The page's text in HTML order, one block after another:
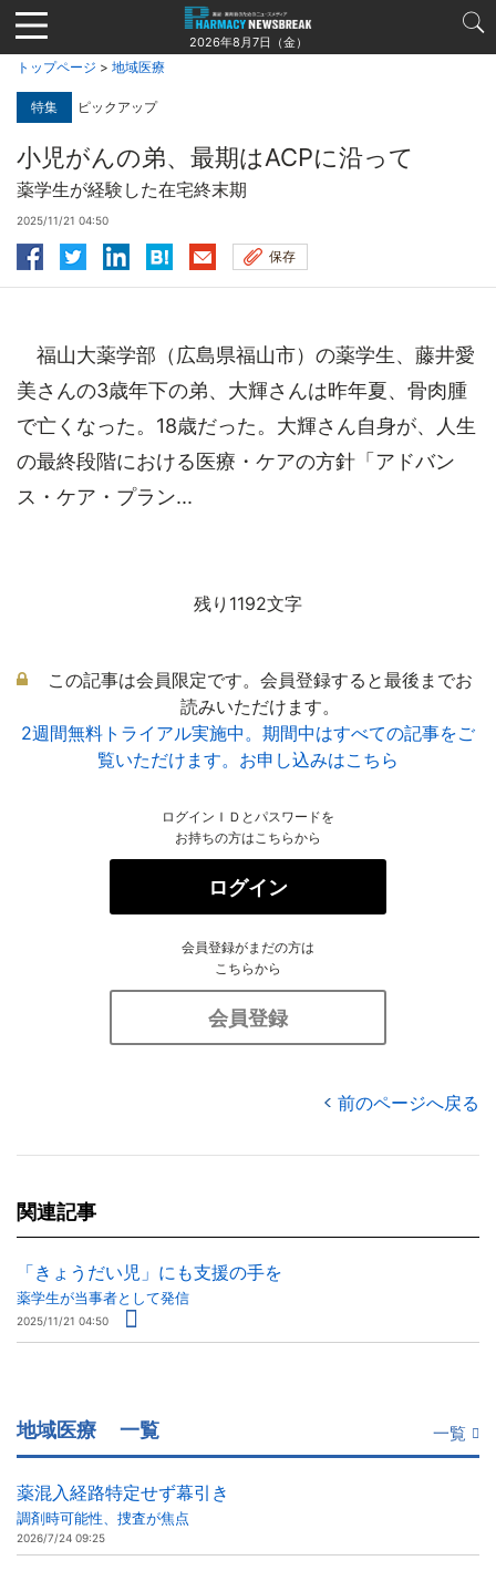
Jump
to
navigation
2026年8月7日（金）
トップページ > 地域医療
特集 ピックアップ
小児がんの弟、最期はACPに沿って
薬学生が経験した在宅終末期
2025/11/21 04:50
保存
福山大薬学部（広島県福山市）の薬学生、藤井愛
美さんの3歳年下の弟、大輝さんは昨年夏、骨肉腫
で亡くなった。18歳だった。大輝さん自身が、人生
の最終段階における医療・ケアの方針「アドバン
ス・ケア・プラン...
残り1192文字
この記事は会員限定です。会員登録すると最後までお
読みいただけます。
2週間無料トライアル実施中。期間中はすべての記事をご
覧いただけます。お申し込みはこちら
ログインＩＤとパスワードを
お持ちの方はこちらから
ログイン
会員登録がまだの方は
こちらから
会員登録
前のページへ戻る
関連記事
「きょうだい児」にも支援の手を
薬学生が当事者として発信
2025/11/21 04:50
地域医療 一覧 一覧
薬混入経路特定せず幕引き
調剤時可能性、捜査が焦点
2026/7/24 09:25